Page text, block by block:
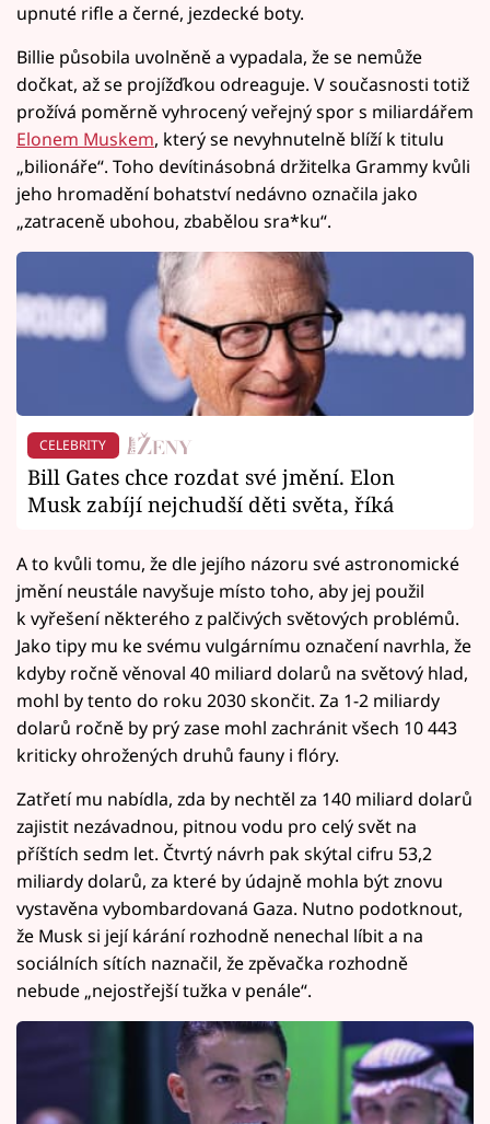
upnuté rifle a černé, jezdecké boty.
Billie působila uvolněně a vypadala, že se nemůže
dočkat, až se projížďkou odreaguje. V současnosti totiž
prožívá poměrně vyhrocený veřejný spor s miliardářem
Elonem Muskem, který se nevyhnutelně blíží k titulu
„bilionáře“. Toho devítinásobná držitelka Grammy kvůli
jeho hromadění bohatství nedávno označila jako
„zatraceně ubohou, zbabělou sra*ku“.
CELEBRITY
Bill Gates chce rozdat své jmění. Elon
Musk zabíjí nejchudší děti světa, říká
A to kvůli tomu, že dle jejího názoru své astronomické
jmění neustále navyšuje místo toho, aby jej použil
k vyřešení některého z palčivých světových problémů.
Jako tipy mu ke svému vulgárnímu označení navrhla, že
kdyby ročně věnoval 40 miliard dolarů na světový hlad,
mohl by tento do roku 2030 skončit. Za 1-2 miliardy
dolarů ročně by prý zase mohl zachránit všech 10 443
kriticky ohrožených druhů fauny i flóry.
Zatřetí mu nabídla, zda by nechtěl za 140 miliard dolarů
zajistit nezávadnou, pitnou vodu pro celý svět na
příštích sedm let. Čtvrtý návrh pak skýtal cifru 53,2
miliardy dolarů, za které by údajně mohla být znovu
vystavěna vybombardovaná Gaza. Nutno podotknout,
že Musk si její kárání rozhodně nenechal líbit a na
sociálních sítích naznačil, že zpěvačka rozhodně
nebude „nejostřejší tužka v penále“.